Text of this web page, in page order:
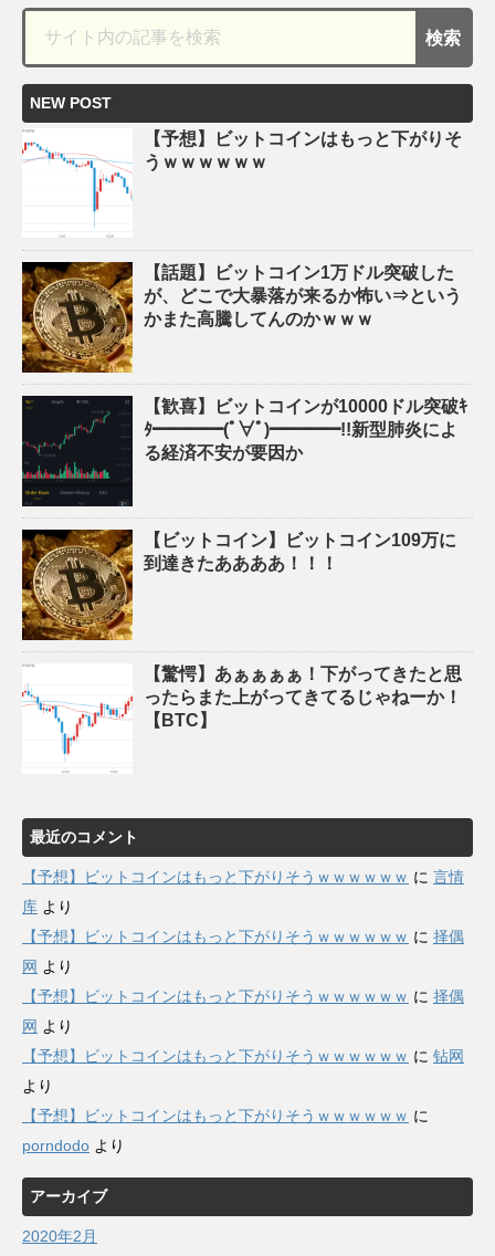
NEW POST
【予想】ビットコインはもっと下がりそ
うｗｗｗｗｗｗ
【話題】ビットコイン1万ドル突破した
が、どこで大暴落が来るか怖い⇒という
かまた高騰してんのかｗｗｗ
【歓喜】ビットコインが10000ドル突破ｷ
ﾀ━━━━(ﾟ∀ﾟ)━━━━!!新型肺炎によ
る経済不安が要因か
【ビットコイン】ビットコイン109万に
到達きたああああ！！！
【驚愕】あぁぁぁぁ！下がってきたと思
ったらまた上がってきてるじゃねーか！
【BTC】
最近のコメント
【予想】ビットコインはもっと下がりそうｗｗｗｗｗｗ に 言情
库 より
【予想】ビットコインはもっと下がりそうｗｗｗｗｗｗ に 择偶
网 より
【予想】ビットコインはもっと下がりそうｗｗｗｗｗｗ に 择偶
网 より
【予想】ビットコインはもっと下がりそうｗｗｗｗｗｗ に 钻网
より
【予想】ビットコインはもっと下がりそうｗｗｗｗｗｗ に
porndodo より
アーカイブ
2020年2月